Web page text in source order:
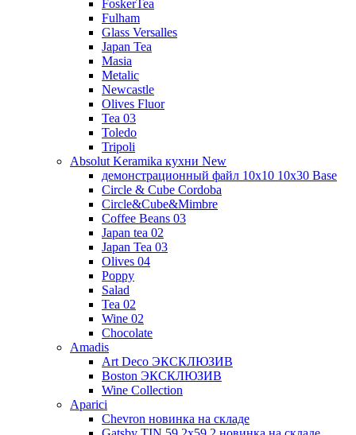
FoskerTea
Fulham
Glass Versalles
Japan Tea
Masia
Metalic
Newcastle
Olives Fluor
Tea 03
Toledo
Tripoli
Absolut Keramika кухни New
демонстрационный файл 10x10 10x30 Base
Circle & Cube Cordoba
Circle&Cube&Mimbre
Coffee Beans 03
Japan tea 02
Japan Tea 03
Olives 04
Poppy
Salad
Tea 02
Wine 02
Chocolate
Amadis
Art Deco ЭКСКЛЮЗИВ
Boston ЭКСКЛЮЗИВ
Wine Collection
Aparici
Chevron новинка на складе